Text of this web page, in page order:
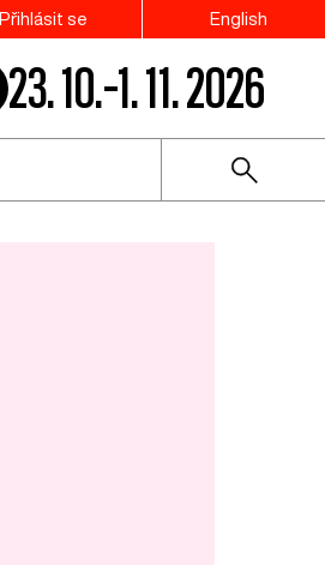
Přihlásit se English
23. 10.–1. 11. 2026